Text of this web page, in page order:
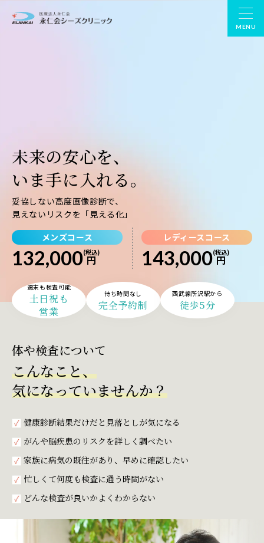
MENU
未来の安心を、
いま手に入れる。
妥協しない高度画像診断で、
見えないリスクを「見える化」
メンズコース
132,000(税込)
円
レディースコース
143,000(税込)
円
週末も検査可能
土日祝も
営業
待ち時間なし
完全予約制
西武線所沢駅から
徒歩5分
体や検査について
こんなこと、
気になっていませんか？
健康診断結果だけだと見落としが気になる
がんや脳疾患のリスクを詳しく調べたい
家族に病気の既往があり、早めに確認したい
忙しくて何度も検査に通う時間がない
どんな検査が良いかよくわからない